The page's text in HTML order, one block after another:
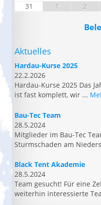
31
1 2
Aktuelles
Hardau-Kurse 2025
22.2.2026
Hardau-Kurse 2025 Das
ist fast komplett, wir ...
Bau-Tec Team
28.5.2024
Mitglieder im Bau-Tec
Sturmschaden am
Black Tent Akademie
28.5.2024
Team gesucht! Für eine
weiterhin interessierte